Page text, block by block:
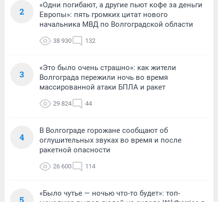
2
«Одни погибают, а другие пьют кофе за деньги
Европы»: пять громких цитат нового
начальника МВД по Волгоградской области
38 930 132
3
«Это было очень страшно»: как жители
Волгограда пережили ночь во время
массированной атаки БПЛА и ракет
29 824 44
4
В Волгограде горожане сообщают об
оглушительных звуках во время и после
ракетной опасности
26 600 114
«Было чутье — ночью что-то будет»: топ-